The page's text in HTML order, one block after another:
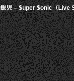
鋭児 – $uper $onic（Live